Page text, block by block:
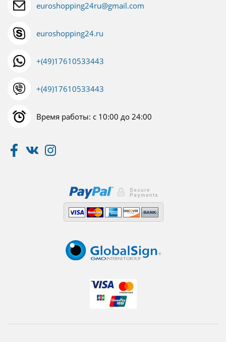
euroshopping24ru@gmail.com
euroshopping24.ru
+(49)17610533443
+(49)17610533443
Время работы: с 10:00 до 24:00